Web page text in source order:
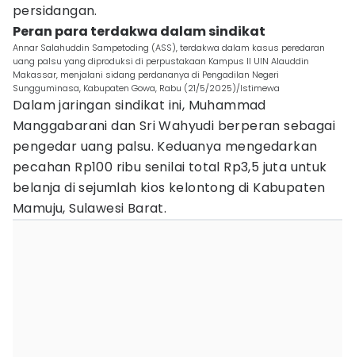
persidangan.
Peran para terdakwa dalam sindikat
Annar Salahuddin Sampetoding (ASS), terdakwa dalam kasus peredaran
uang palsu yang diproduksi di perpustakaan Kampus II UIN Alauddin
Makassar, menjalani sidang perdananya di Pengadilan Negeri
Sungguminasa, Kabupaten Gowa, Rabu (21/5/2025)/Istimewa
Dalam jaringan sindikat ini, Muhammad
Manggabarani dan Sri Wahyudi berperan sebagai
pengedar uang palsu. Keduanya mengedarkan
pecahan Rp100 ribu senilai total Rp3,5 juta untuk
belanja di sejumlah kios kelontong di Kabupaten
Mamuju, Sulawesi Barat.